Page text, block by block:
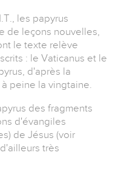
les papyrus
de leçons nouvelles,
le texte relève
: le Vaticanus et le
d'après la
peine la vingtaine.
des fragments
d'évangiles
de Jésus (voir
très